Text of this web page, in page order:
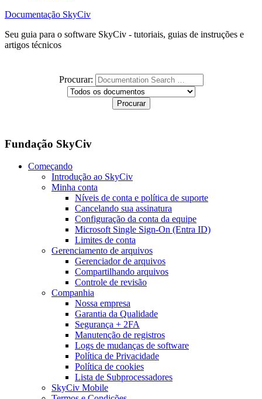
Documentação SkyCiv
Seu guia para o software SkyCiv - tutoriais, guias de instruções e
artigos técnicos
Procurar:
Fundação SkyCiv
Começando
Introdução ao SkyCiv
Minha conta
Níveis de conta e política de suporte
Cancelando sua assinatura
Configuração da conta da equipe
Microsoft Single Sign-On (Entra ID)
Limites de conta
Gerenciamento de arquivos
Gerenciador de arquivos
Compartilhando arquivos
Controle de revisão
Companhia
Nossa empresa
Garantia da Qualidade
Segurança + 2FA
Manutenção de registros
Logs de mudanças de software
Política de Privacidade
Política de cookies
Lista de Subprocessadores
SkyCiv Mobile